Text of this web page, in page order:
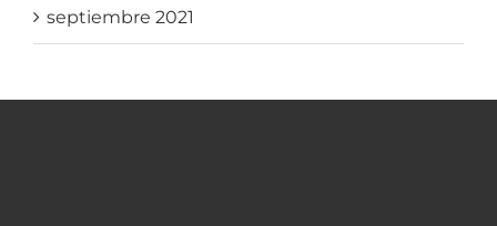
septiembre 2021